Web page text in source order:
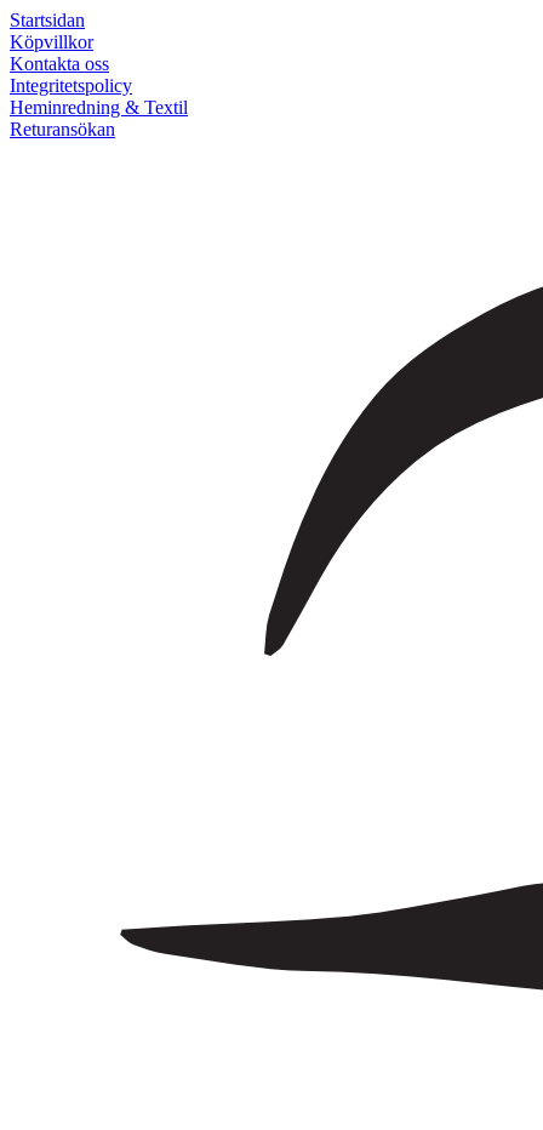
Startsidan
Köpvillkor
Kontakta oss
Integritetspolicy
Heminredning & Textil
Returansökan